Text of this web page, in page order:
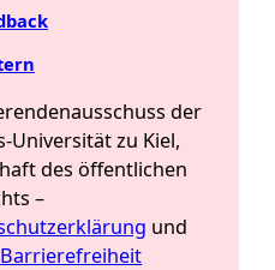
der
Universität zu Kiel,
des öffentlichen
–
und